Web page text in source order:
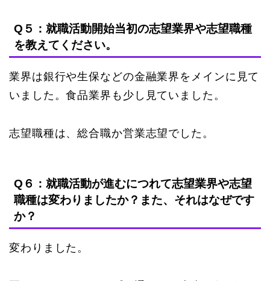
Q５：就職活動開始当初の志望業界や志望職種
を教えてください。
業界は銀行や生保などの金融業界をメインに見て
いました。食品業界も少し見ていました。
志望職種は、総合職か営業志望でした。
Q６：就職活動が進むにつれて志望業界や志望
職種は変わりましたか？また、それはなぜです
か？
変わりました。